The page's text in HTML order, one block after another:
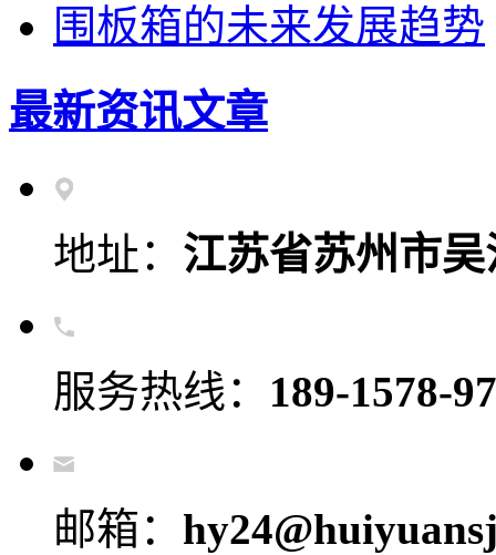
围板箱的未来发展趋势
最新资讯文章
地址： 江苏省苏州市
服务热线： 189-1578-
邮箱：